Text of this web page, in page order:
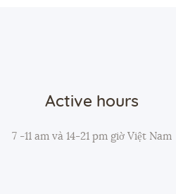
Active hours
7 -11 am và 14-21 pm giờ Việt Nam